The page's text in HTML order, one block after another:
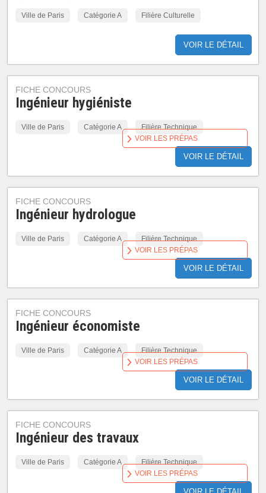
Ville de Paris Catégorie A Filière Culturelle
VOIR LE DÉTAIL
FICHE CONCOURS
Ingénieur hygiéniste
Ville de Paris Catégorie A Filière Technique
VOIR LE DÉTAIL
VOIR LES PRÉPAS
FICHE CONCOURS
Ingénieur hydrologue
Ville de Paris Catégorie A Filière Technique
VOIR LE DÉTAIL
VOIR LES PRÉPAS
FICHE CONCOURS
Ingénieur économiste
Ville de Paris Catégorie A Filière Technique
VOIR LE DÉTAIL
VOIR LES PRÉPAS
FICHE CONCOURS
Ingénieur des travaux
Ville de Paris Catégorie A Filière Technique
VOIR LES PRÉPAS